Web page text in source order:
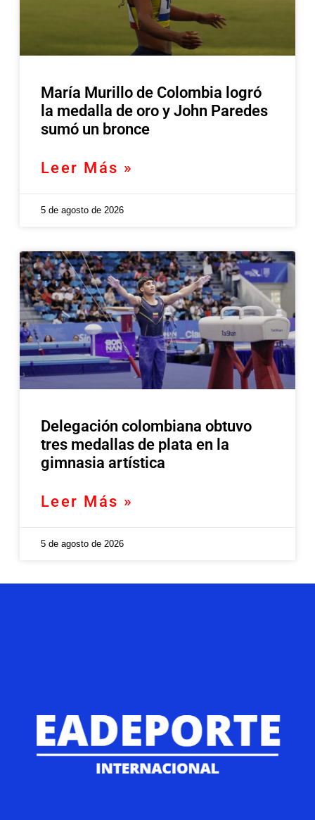
María Murillo de Colombia logró
la medalla de oro y John Paredes
sumó un bronce
Leer Más »
5 de agosto de 2026
Delegación colombiana obtuvo
tres medallas de plata en la
gimnasia artística
Leer Más »
5 de agosto de 2026